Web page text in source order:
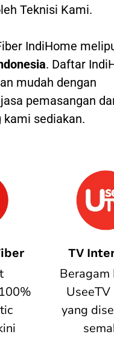
Teknisi Kami.
IndiHome
. Daftar
mudah dengan
pemasangan
kami sediakan.
TV
Beragam
yang